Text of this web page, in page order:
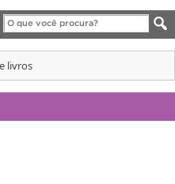
Legislação
livros